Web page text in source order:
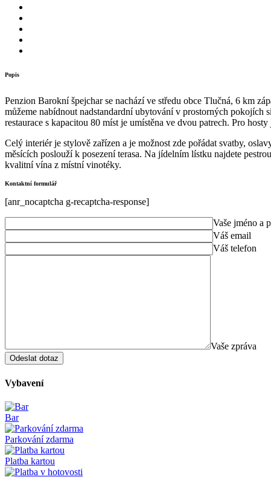
Popis
Penzion Barokní špejchar se nachází ve středu obce Tlučná, 6 km
můžeme nabídnout nadstandardní ubytování v prostorných pokojích
restaurace s kapacitou 80 míst je umístěna ve dvou patrech. Pro
Celý interiér je stylově zařízen a je možnost zde pořádat svatby,
měsících poslouží k posezení terasa. Na jídelním lístku najdete
kvalitní vína z místní vinotéky.
Kontaktní formulář
[anr_nocaptcha g-recaptcha-response]
Vaše jméno a
Váš email
Váš telefon
Vaše zpráva
Vybavení
Bar
Parkování zdarma
Platba kartou